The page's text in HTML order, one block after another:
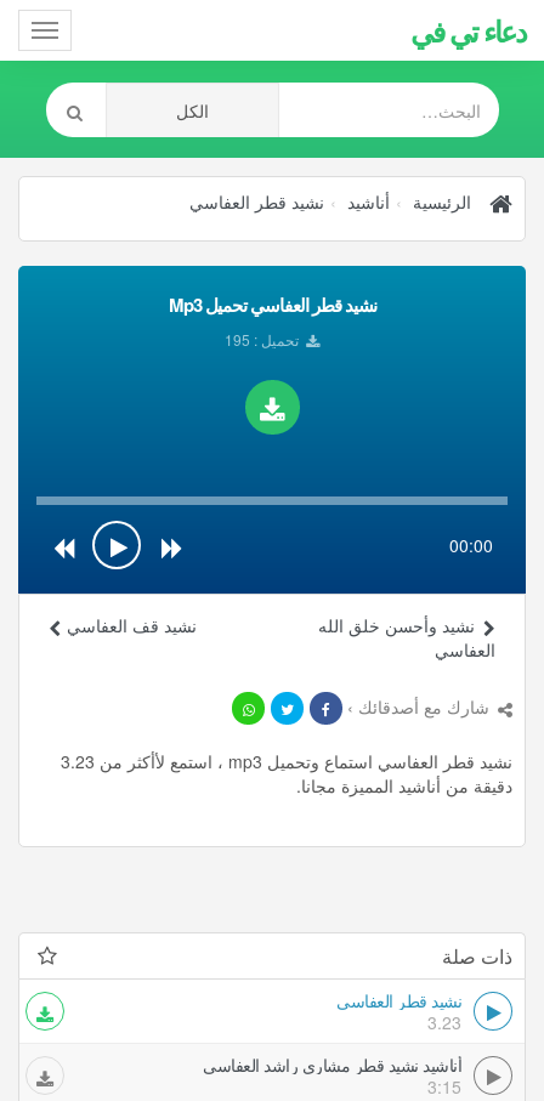
دعاء تي في
الرئيسية أناشيد نشيد قطر العفاسي
نشيد قطر العفاسي تحميل Mp3
تحميل : 195
00:00
نشيد قف العفاسي
نشيد وأحسن خلق الله
العفاسي
شارك مع أصدقائك ›
نشيد قطر العفاسي استماع وتحميل mp3 ، استمع لأأكثر من 3.23
دقيقة من أناشيد المميزة مجانا.
ذات صلة
نشيد قطر العفاسي
3.23
أناشيد نشيد قطر مشاري راشد العفاسي
3:15